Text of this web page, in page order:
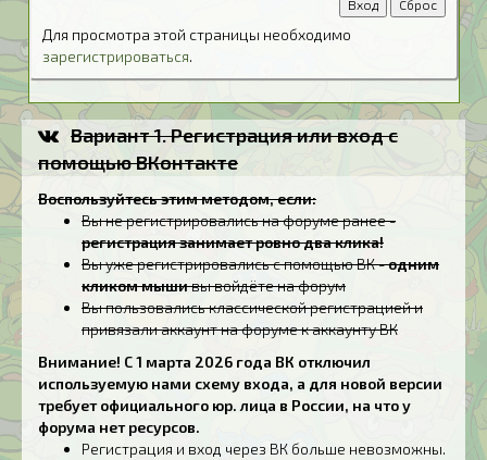
Для просмотра этой страницы необходимо
зарегистрироваться.
Вариант 1. Регистрация или вход с
помощью ВКонтакте
Воспользуйтесь этим методом, если:
Вы не регистрировались на форуме ранее -
регистрация занимает ровно два клика!
Вы уже регистрировались с помощью ВК -одним
кликом мышивы войдёте на форум
Вы пользовались классической регистрацией и
привязали аккаунт на форуме к аккаунту ВК
Внимание! С 1 марта 2026 года ВК отключил
используемую нами схему входа, а для новой версии
требует официального юр. лица в России, на что у
форума нет ресурсов.
Регистрация и вход через ВК больше невозможны.